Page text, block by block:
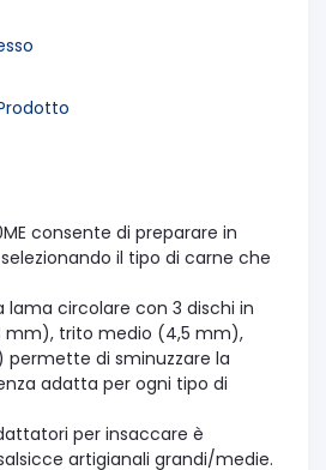
consente di preparare in
il tipo di carne che
lama circolare con 3 dischi in
mm), trito medio (4,5 mm),
di sminuzzare la
adatta per ogni tipo di
per insaccare è
artigianali grandi/medie.